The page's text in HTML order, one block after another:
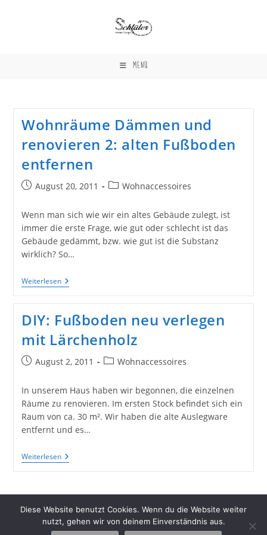
MENÜ
Wohnräume Dämmen und
renovieren 2: alten Fußboden
entfernen
BeitragAugust 20, 2011
Beitrags-
Wohnaccessoires
Wenn man sich wie wir ein altes Gebäude zulegt, ist
immer die erste Frage, wie gut oder schlecht ist das
Gebäude gedämmt, bzw. wie gut ist die Substanz
wirklich? So…
WeiterlesenWohnräume
Dämmen
2:
Alten
Fußboden
Entfernen
DIY: Fußboden neu verlegen
mit Lärchenholz
BeitragAugust 2, 2011
Beitrags-
Wohnaccessoires
In unserem Haus haben wir begonnen, die einzelnen
Räume zu renovieren. Im ersten Stock befindet sich ein
Raum von ca. 30 m². Wir haben die alte Auslegware
entfernt und es…
WeiterlesenDIY:
Fußboden
Mit
Lärchenholz
Diese Website benutzt Cookies. Wenn du die Website weiter
nutzt, gehen wir von deinem Einverständnis aus.